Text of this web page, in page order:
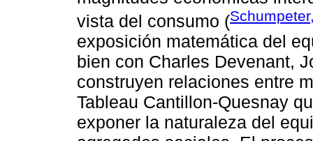
vista del consumo (
exposición matemática del
bien con Charles Devenant,
construyen relaciones entre
Tableau Cantillon-Quesnay
exponer la naturaleza del